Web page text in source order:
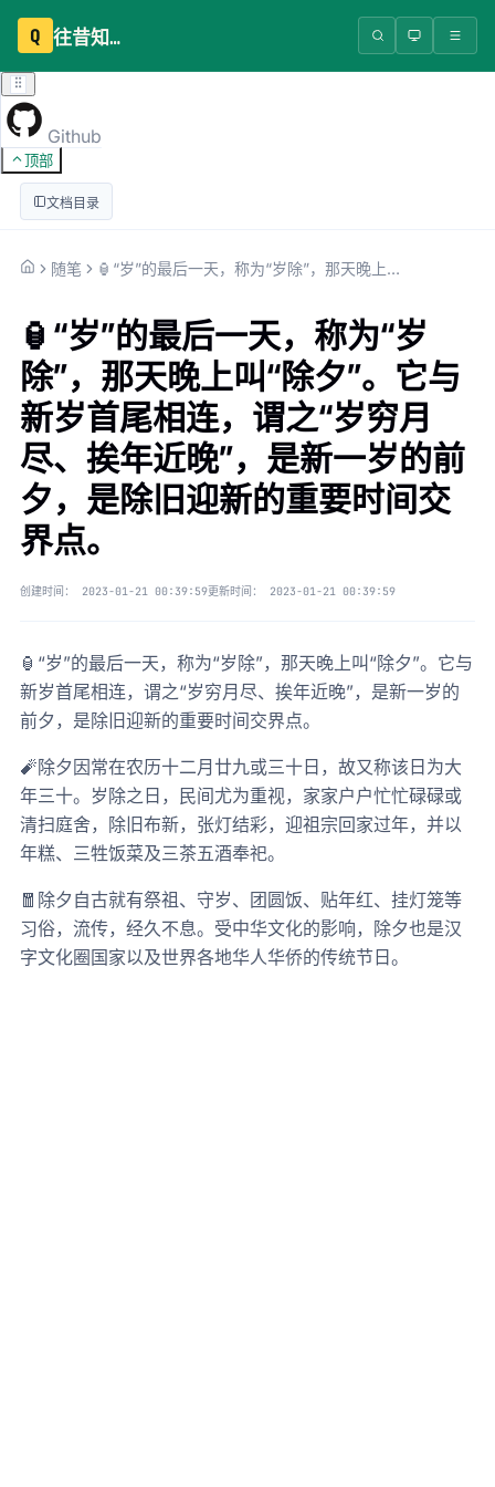
Q 往昔知识库
Github
顶部
文档目录
随笔 🏮“岁”的最后一天，称为“岁除”，那天晚上叫“除夕”。它与新岁首尾相连，谓之“岁穷月尽、挨年近晚”，是新一岁的前夕，是除旧迎新的重要时间交界点。
🏮“岁”的最后一天，称为“岁
除”，那天晚上叫“除夕”。它与
新岁首尾相连，谓之“岁穷月
尽、挨年近晚”，是新一岁的前
夕，是除旧迎新的重要时间交
界点。
创建时间： 2023-01-21 00:39:59更新时间： 2023-01-21 00:39:59
🏮“岁”的最后一天，称为“岁除”，那天晚上叫“除夕”。它与
新岁首尾相连，谓之“岁穷月尽、挨年近晚”，是新一岁的
前夕，是除旧迎新的重要时间交界点。
🧨除夕因常在农历十二月廿九或三十日，故又称该日为大
年三十。岁除之日，民间尤为重视，家家户户忙忙碌碌或
清扫庭舍，除旧布新，张灯结彩，迎祖宗回家过年，并以
年糕、三牲饭菜及三茶五酒奉祀。
🧧除夕自古就有祭祖、守岁、团圆饭、贴年红、挂灯笼等
习俗，流传，经久不息。受中华文化的影响，除夕也是汉
字文化圈国家以及世界各地华人华侨的传统节日。